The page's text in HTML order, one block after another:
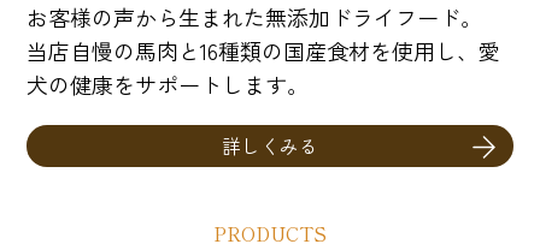
お客様の声から生まれた無添加ドライフード。
当店自慢の馬肉と16種類の国産食材を使用し、愛
犬の健康をサポートします。
詳しくみる
PRODUCTS